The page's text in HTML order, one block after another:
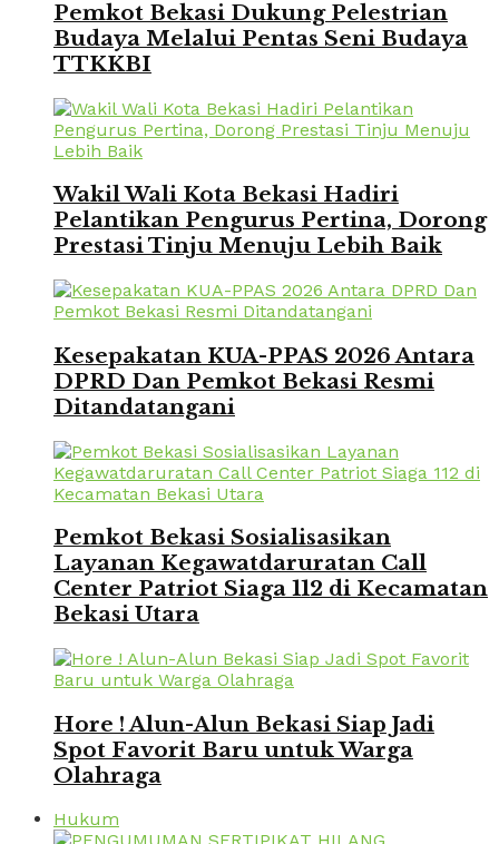
Pemkot Bekasi Dukung Pelestrian
Budaya Melalui Pentas Seni Budaya
TTKKBI
Wakil Wali Kota Bekasi Hadiri
Pelantikan Pengurus Pertina, Dorong
Prestasi Tinju Menuju Lebih Baik
Kesepakatan KUA-PPAS 2026 Antara
DPRD Dan Pemkot Bekasi Resmi
Ditandatangani
Pemkot Bekasi Sosialisasikan
Layanan Kegawatdaruratan Call
Center Patriot Siaga 112 di Kecamatan
Bekasi Utara
Hore ! Alun-Alun Bekasi Siap Jadi
Spot Favorit Baru untuk Warga
Olahraga
Hukum